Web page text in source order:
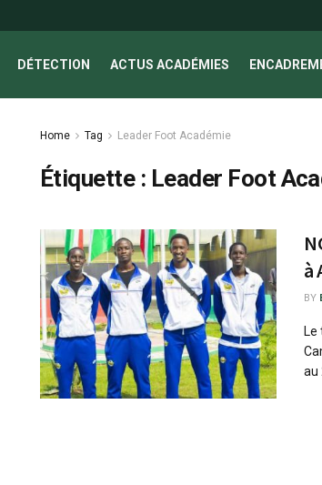
DÉTECTION ACTUS ACADÉMIES
Home Tag Leader Foot Académie
Étiquette : Leader Foot
à
BY
au